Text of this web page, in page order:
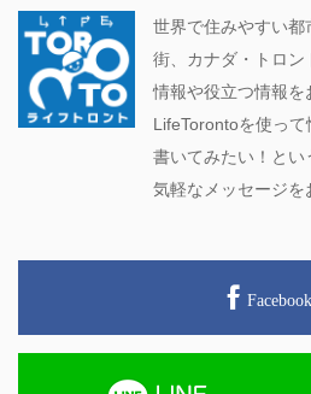
世界で住みやすい都
街、カナダ・トロン
情報や役立つ情報を
LifeTorontoを使っ
書いてみたい！とい
気軽なメッセージを
Facebook